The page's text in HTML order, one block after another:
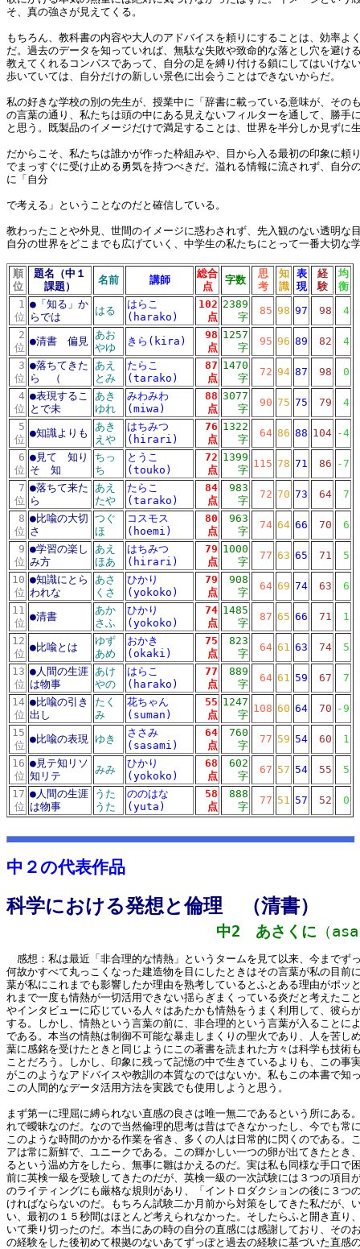
そ、真の強さが見えてくる。
もちろん、教科書の内容や大人のアドバイスを頼りにすることは、効率よ
だ。過去のデータを知っていれば、無駄な失敗や致命的な落とし穴を避け
教えてくれるコンパスであって、自分の足を縛り付ける鎖にしてはいけな
歩いていては、自分だけの新しい景色に出会うことはできないからだ。
私の好きな学校の別の先生が、授業中に「辞書に載っている意味が、その
の言葉の通り、私たちは頭の中にある見えないフィルターを通して、勝手
と思う。既製品のイメージだけで満足することは、世界を半分しか見ずに
だからこそ、私たちは誰かが作った枠組みや、目から入る最初の印象に頼
でまっすぐに受け止める勇気を持つべきだ。溢れる情報に流されず、自分
に「自分
で考える」ということなのだと確信している。
教わったことや外見、世間のイメージに惑わされず、先入観のない透明な
自分の世界をどこまでも広げていく、中学生の私たちにとって一番大切な
順
位
題名（中１
課題）
名前 講師
総合
点
字数
思
考
知
識
表
現
経
験
均
衡
1
位
● 「知る」か
らでは
はる
はらこ
(harako)
102
点
2389
字
85 98 97 98
4
2
位
●清書 偏見
あお
やゆ
きら(kira)
98
点
1257
字
95 96 89 82
4
3
位
●落ちてきた
ら （
あえ
とみ
たらこ
(tarako)
87
点
1470
字
72 94 87 98
0
4
位
●表現するこ
とで未
あき
ゆれ
みわみわ
(miwa)
88
点
3077
字
90 75 75 79
4
5
位
●知識よりも
あき
えや
はちみつ
(hirari)
76
点
1322
字
64 86 88 104 -4
6
位
●見て 知り
そ 知
ちっ
ち
とうこ
(touko)
72
点
1399
字
115 78 71 86 -7
7
位
●落ちて来た
ら
あえ
たや
たらこ
(tarako)
84
点
983
字
72 70 73 64
7
8
位
●比喩の大切
さ
つぐ
ほ
コスモス
(hoemi)
80
点
963
字
74 64 66 70
6
9
位
●学習の楽し
み方
あえ
ほあ
はちみつ
(hirari)
79
点
1000
字
77 63 65 71
5
10
位
●知識にとら
われな
あさ
くさ
ひかり
(yokoko)
79
点
908
字
64 69 74 63
6
11
位
●清書
あか
さふ
ひかり
(yokoko)
74
点
1485
字
87 65 66 71
1
12
位
●比喩とは
ゆず
あめ
おかき
(okaki)
75
点
823
字
64 61 63 74
5
13
位
●人間の生涯
は物事
あけ
やの
はらこ
(harako)
77
点
889
字
64 61 59 67
7
14
位
●比喩の引き
出し
たく
み
花ちゃん
(suman)
55
点
1247
字
108 60 64 70 -9
15
位
●比喩の表現 ゆき
ささみ
(sasami)
64
点
760
字
77 59 54 60
1
16
位
●見テ知リソ
知リテ
みみ
ひかり
(yokoko)
68
点
602
字
67 57 54 55
5
17
位
●人間の生涯
は物事
うた
うた
ののはな
(yuta)
58
点
888
字
77 51 57 52
0
中２の代表作品
科学における発想と倫理 （清書）
中2 あさくに （
感想：私は最近「非合理的な情熱」というタームを見て以来、今までず
何故かすべて丸っこくなった建造物を目にしたときはその言葉が私の目前
葉が私にこれまでも影響したか理由を熟考しているとふとある理由がポッ
れまで一度も情熱が一切活用できない揺らぎまくっている炎だと考えたこ
やインタビューに応じている人々はあたかも情熱をうまく利用して、彼ら
する。しかし、情熱という言葉の前に、非合理的という言葉が入ることに
である。本当の情熱は制御不可能な暴走しまくりの聖火であり、人を苦し
葉に感銘を受けたときと同じようにこの著書を読まれた方々は科学も技術
ことだろう。しかし、印象に残って記憶の中で生きているよりも、この事
がこのようなアドバイスや教訓の本質なのではないか。私もこの本書で知
この人間的なデータ活用方法を実践でも使用しようと思う。
まず第一に理屈に縛られない直感の良さは唯一無二であるという所にある
れで曖昧なのだ。なので当然倫理的思考は昔はできなかったし、今でも常
このような時間のかかる作業を省き、多くの人は日常的に閃くのである。
アは常に新鮮で、ユニークである。この輝かしい一つの卵が出てきたとき
るという温め方をしたら、無事に雛はかえるのだ。実は私も同様な手口で
前に英検一級を受験してきたのだが、英検一級の一次試験には３つの項目
のライティングにも厳格な規則があり、「イントロダクションの後に３つ
ければならないのだ。もちろん試験二か月前から対策をしてきた私だが、
い、最初の１５秒間はほとんど考えられなかった。そしたらふと開き直り
いて乗り切ったのだ。本当にあの時の自分の直感には感謝しており、その
の経験をした後初めて根拠のないあてずっぽと過去の経験に基づいた直感